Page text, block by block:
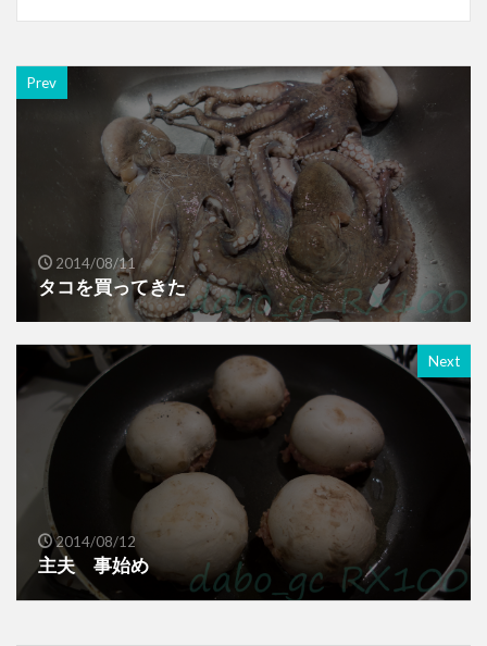
Prev
2014/08/11
タコを買ってきた
Next
2014/08/12
主夫 事始め